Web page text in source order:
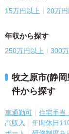
15万円以上 20万円
年収から探す
250万円以上 300
牧之原市(静
件から探す
車通勤可 住宅手当
高収入
年間休日